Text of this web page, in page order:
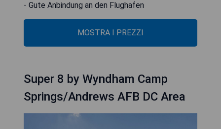
- Gute Anbindung an den Flughafen
MOSTRA I PREZZI
Super 8 by Wyndham Camp
Springs/Andrews AFB DC Area